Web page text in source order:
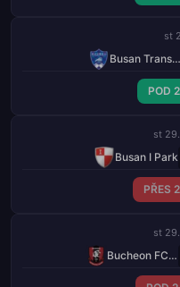
st
Busan Transportation
POD
st 29.
Busan I Park
PŘES
st 29.
Bucheon FC 1995